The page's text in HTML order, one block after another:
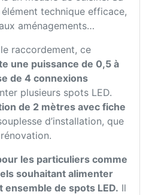
technique efficace,
aménagements
raccordement, ce
une puissance de 0,5 à
de 4 connexions
plusieurs spots LED.
de 2 mètres avec fiche
d’installation, que
les particuliers comme
souhaitant alimenter
de spots LED. Il